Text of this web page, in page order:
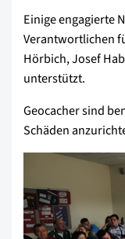
Einige engagierte
Verantwortlichen
Hörbich, Josef
unterstützt.
Geocacher sind
Schäden